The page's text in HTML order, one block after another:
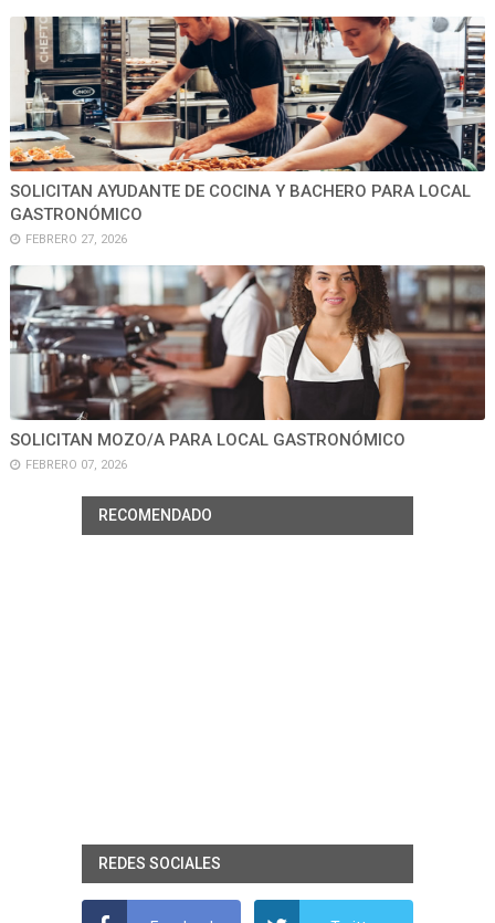
SOLICITAN AYUDANTE DE COCINA Y BACHERO PARA LOCAL
GASTRONÓMICO
FEBRERO 27, 2026
SOLICITAN MOZO/A PARA LOCAL GASTRONÓMICO
FEBRERO 07, 2026
RECOMENDADO
REDES SOCIALES